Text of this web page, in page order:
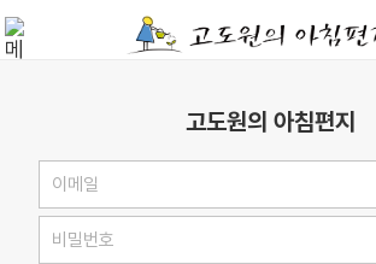
고도원의 아침편지